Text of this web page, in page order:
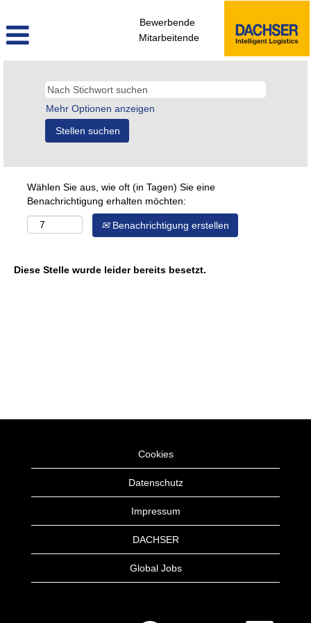
Bewerbende
Mitarbeitende
Mehr Optionen anzeigen
Wählen Sie aus, wie oft (in Tagen) Sie eine
Benachrichtigung erhalten möchten:
Benachrichtigung erstellen
Diese Stelle wurde leider bereits besetzt.
Cookies
Datenschutz
Impressum
DACHSER
Global Jobs